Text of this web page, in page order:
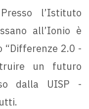
Presso l’Istituto
all’Ionio è
2.0 -
un futuro
dalla UISP -